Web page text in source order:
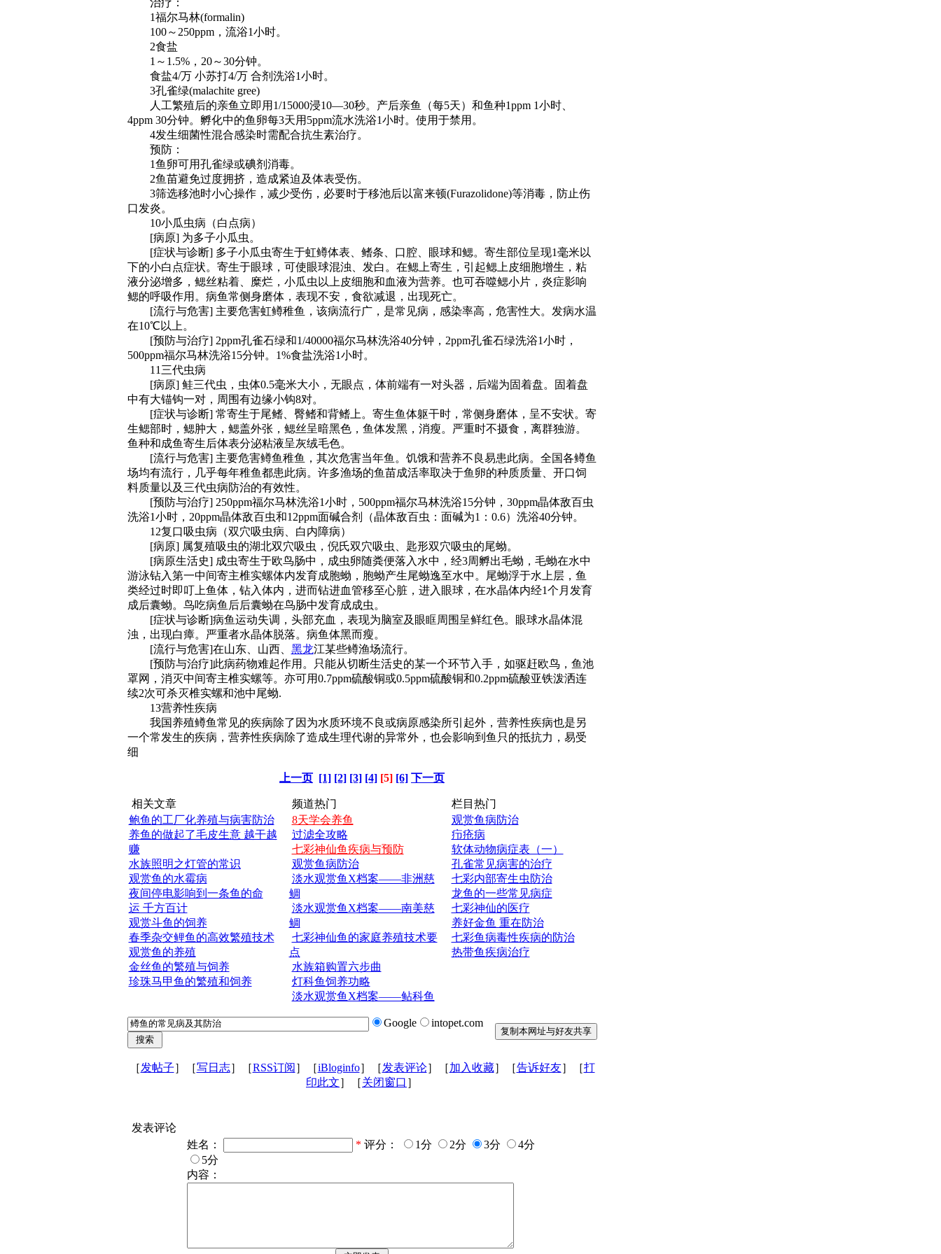
治疗：
1福尔马林(formalin)
100～250ppm，流浴1小时。
2食盐
1～1.5%，20～30分钟。
食盐4/万 小苏打4/万 合剂洗浴1小时。
3孔雀绿(malachite gree)
人工繁殖后的亲鱼立即用1/15000浸10—30秒。产后亲鱼（每5天）和鱼种1ppm 1小时、
4ppm 30分钟。孵化中的鱼卵每3天用5ppm流水洗浴1小时。使用于禁用。
4发生细菌性混合感染时需配合抗生素治疗。
预防：
1鱼卵可用孔雀绿或碘剂消毒。
2鱼苗避免过度拥挤，造成紧迫及体表受伤。
3筛选移池时小心操作，减少受伤，必要时于移池后以富来顿(Furazolidone)等消毒，防止伤
口发炎。
10小瓜虫病（白点病）
[病原] 为多子小瓜虫。
[症状与诊断] 多子小瓜虫寄生于虹鳟体表、鳍条、口腔、眼球和鳃。寄生部位呈现1毫米以
下的小白点症状。寄生于眼球，可使眼球混浊、发白。在鳃上寄生，引起鳃上皮细胞增生，粘
液分泌增多，鳃丝粘着、糜烂，小瓜虫以上皮细胞和血液为营养。也可吞噬鳃小片，炎症影响
鳃的呼吸作用。病鱼常侧身磨体，表现不安，食欲减退，出现死亡。
[流行与危害] 主要危害虹鳟稚鱼，该病流行广，是常见病，感染率高，危害性大。发病水温
在10℃以上。
[预防与治疗] 2ppm孔雀石绿和1/40000福尔马林洗浴40分钟，2ppm孔雀石绿洗浴1小时，
500ppm福尔马林洗浴15分钟。1%食盐洗浴1小时。
11三代虫病
[病原] 鲑三代虫，虫体0.5毫米大小，无眼点，体前端有一对头器，后端为固着盘。固着盘
中有大锚钩一对，周围有边缘小钩8对。
[症状与诊断] 常寄生于尾鳍、臀鳍和背鳍上。寄生鱼体躯干时，常侧身磨体，呈不安状。寄
生鳃部时，鳃肿大，鳃盖外张，鳃丝呈暗黑色，鱼体发黑，消瘦。严重时不摄食，离群独游。
鱼种和成鱼寄生后体表分泌粘液呈灰绒毛色。
[流行与危害] 主要危害鳟鱼稚鱼，其次危害当年鱼。饥饿和营养不良易患此病。全国各鳟鱼
场均有流行，几乎每年稚鱼都患此病。许多渔场的鱼苗成活率取决于鱼卵的种质质量、开口饲
料质量以及三代虫病防治的有效性。
[预防与治疗] 250ppm福尔马林洗浴1小时，500ppm福尔马林洗浴15分钟，30ppm晶体敌百虫
洗浴1小时，20ppm晶体敌百虫和12ppm面碱合剂（晶体敌百虫：面碱为1：0.6）洗浴40分钟。
12复口吸虫病（双穴吸虫病、白内障病）
[病原] 属复殖吸虫的湖北双穴吸虫，倪氏双穴吸虫、匙形双穴吸虫的尾蚴。
[病原生活史] 成虫寄生于欧鸟肠中，成虫卵随粪便落入水中，经3周孵出毛蚴，毛蚴在水中
游泳钻入第一中间寄主椎实螺体内发育成胞蚴，胞蚴产生尾蚴逸至水中。尾蚴浮于水上层，鱼
类经过时即叮上鱼体，钻入体内，进而钻进血管移至心脏，进入眼球，在水晶体内经1个月发育
成后囊蚴。鸟吃病鱼后后囊蚴在鸟肠中发育成成虫。
[症状与诊断]病鱼运动失调，头部充血，表现为脑室及眼眶周围呈鲜红色。眼球水晶体混
浊，出现白瘴。严重者水晶体脱落。病鱼体黑而瘦。
[流行与危害]在山东、山西、 黑龙江某些鳟渔场流行。
[预防与治疗]此病药物难起作用。只能从切断生活史的某一个环节入手，如驱赶欧鸟，鱼池
罩网，消灭中间寄主椎实螺等。亦可用0.7ppm硫酸铜或0.5ppm硫酸铜和0.2ppm硫酸亚铁泼洒连
续2次可杀灭椎实螺和池中尾蚴.
13营养性疾病
我国养殖鳟鱼常见的疾病除了因为水质环境不良或病原感染所引起外，营养性疾病也是另
一个常发生的疾病，营养性疾病除了造成生理代谢的异常外，也会影响到鱼只的抵抗力，易受
细
上一页 [1] [2] [3] [4] [5] [6] 下一页
相关文章
鲍鱼的工厂化养殖与病害防治
养鱼的做起了毛皮生意 越干越
赚
水族照明之灯管的常识
观赏鱼的水霉病
夜间停电影响到一条鱼的命
运 千方百计
观赏斗鱼的饲养
春季杂交鲤鱼的高效繁殖技术
观赏鱼的养殖
金丝鱼的繁殖与饲养
珍珠马甲鱼的繁殖和饲养
频道热门
8天学会养鱼
过滤全攻略
七彩神仙鱼疾病与预防
观赏鱼病防治
淡水观赏鱼X档案——非洲慈
鲷
淡水观赏鱼X档案——南美慈
鲷
七彩神仙鱼的家庭养殖技术要
点
水族箱购置六步曲
灯科鱼饲养功略
淡水观赏鱼X档案——鲇科鱼
栏目热门
观赏鱼病防治
疖疮病
软体动物病症表（一）
孔雀常见病害的治疗
七彩内部寄生虫防治
龙鱼的一些常见病症
七彩神仙的医疗
养好金鱼 重在防治
七彩鱼病毒性疾病的防治
热带鱼疾病治疗
Google intopet.com
［发帖子］［写日志］［RSS订阅 ］［iBloginfo］［发表评论］［加入收藏］［告诉好友］［打
印此文］［关闭窗口 ］
发表评论
姓名：
* 评分： 1分 2分 3分
4分
5分
内容：